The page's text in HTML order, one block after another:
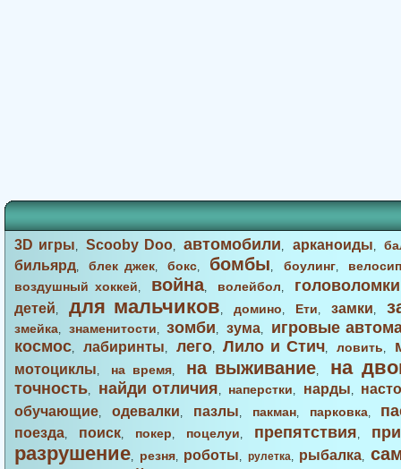
3D игры,Scooby Doo,автомобили, арканоиды,
бильярд,блек джек,бокс, бомбы, боулинг,
воздушный хоккей, война, волейбол, головоломки
детей, для мальчиков, домино, Ети, замки,
змейка, знаменитости,зомби, зума,
игровые
космос, лабиринты, лего,Лило и Стич,ловить,
мотоциклы, на время, на выживание, на
точность, найди отличия, наперстки, нарды,
обучающие, одевалки, пазлы, пакман, парковка,
поезда, поиск, покер, поцелуи, препятствия,
разрушение, резня, роботы, рулетка, рыбалка,